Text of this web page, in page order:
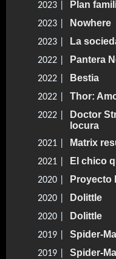
2023 | Plan
2023 | Nowhere
2023 | La
2022 | Pantera
2022 | Bestia
2022 | Thor:
2022 |
Doctor
locura
2021 | Matrix
2021 | El chico
2020 | Proyecto
2020 | Dolittle
2020 | Dolittle
2019 | Spider-
2019 | Spider-